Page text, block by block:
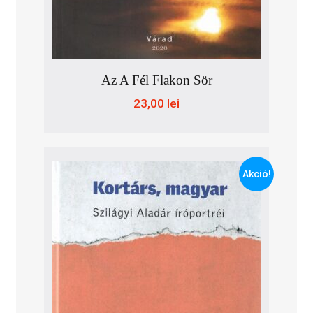
Az A Fél Flakon Sör
23,00 lei
Akció!